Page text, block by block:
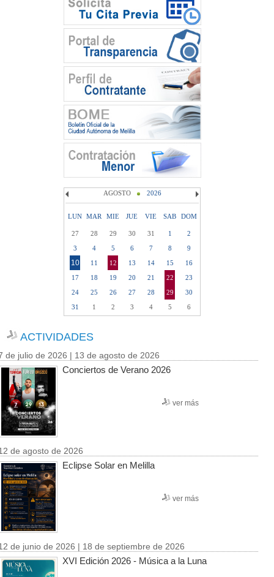
AGOSTO 2026
LUN MAR MIE JUE VIE SAB DOM
27 28 29 30 31 1
2
3
4 5 6 7 8 9
10 11 12 13 14 15
16
17
18 19 20 21 22
23
24
25 26 27 28 29
30
31
1 2 3 4 5 6
ACTIVIDADES
de julio de 2026 | 13 de agosto de 2026
Conciertos de Verano 2026
ver más
de agosto de 2026
Eclipse Solar en Melilla
ver más
de junio de 2026 | 18 de septiembre de 2026
XVI Edición 2026 - Música a la Luna